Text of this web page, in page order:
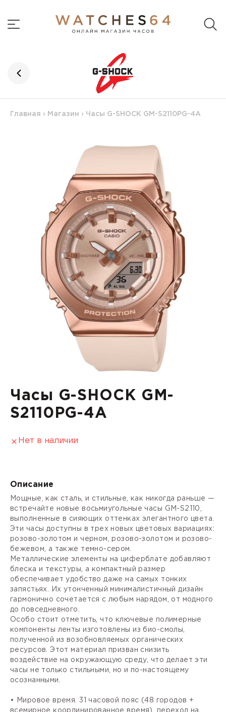
Главная › Магазин › Часы G-SHOCK GM-S2110PG-4A
Часы G-SHOCK GM-
S2110PG-4A
Нет в наличии
Описание
Мощные, как сталь, и стильные, как никогда раньше —
встречайте новые восьмиугольные часы GM-S2110,
выполненные в сияющих оттенках элегантного цвета.
Эти часы доступны в трех новых цветовых вариациях:
розово-золотом и черном, розово-золотом и розово-
бежевом, а также темно-сером.
Металлические элементы на циферблате добавляют
блеска и текстуры, а компактный размер
обеспечивает удобство даже на самых тонких
запястьях. Их утонченный минималистичный дизайн
гармонично сочетается с любым нарядом, от модного
до повседневного.
Особо стоит отметить, что ключевые полимерные
компоненты ленты изготовлены из био-смолы,
полученной из возобновляемых органических
ресурсов. Этот материал призван снизить
воздействие на окружающую среду, что делает эти
часы не только стильными, но и по-настоящему
осознанными.
• Мировое время. 31 часовой пояс (48 городов +
всемирное координированное время), переход на